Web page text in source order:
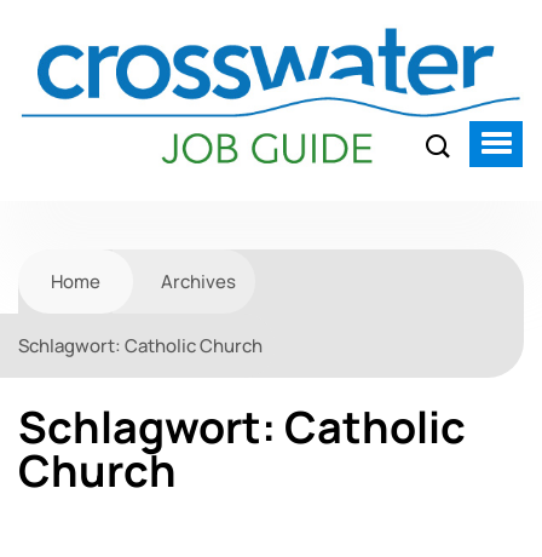
Home Archives
Schlagwort: Catholic Church
Schlagwort: Catholic
Church